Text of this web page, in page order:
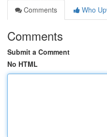
Comments
Who
Comments
Submit a Comment
No HTML